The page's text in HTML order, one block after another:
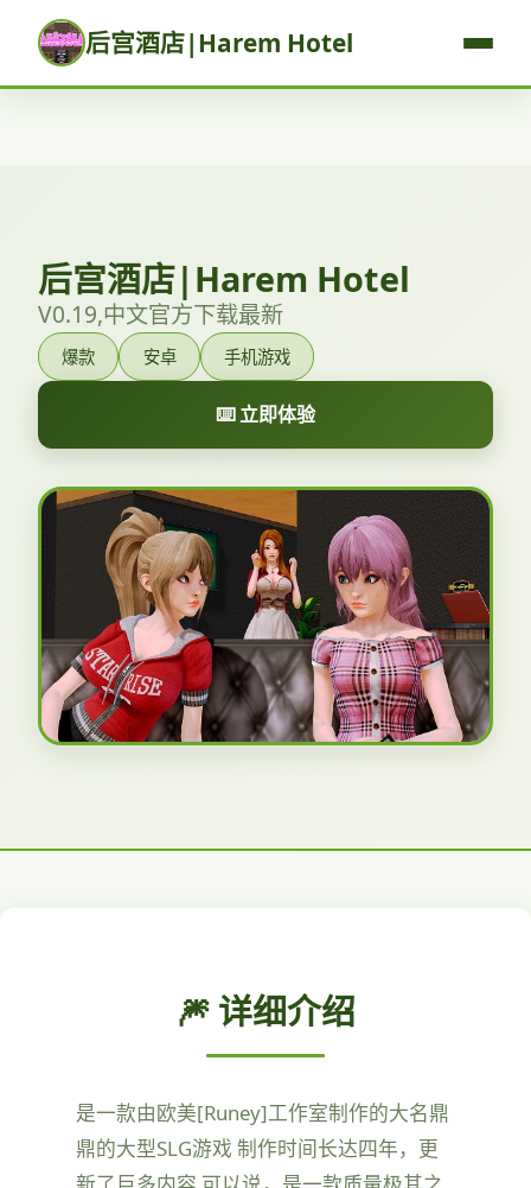
后宫酒店|Harem Hotel
后宫酒店|Harem Hotel
V0.19,中文官方下载最新
爆款 安卓 手机游戏
⌨️ 立即体验
🎆 详细介绍
是一款由欧美[Runey]工作室制作的大名鼎
鼎的大型SLG游戏 制作时间长达四年，更